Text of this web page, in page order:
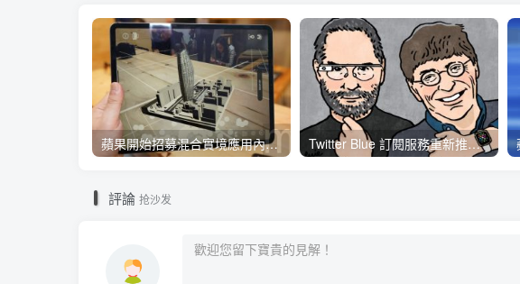
蘋果開始招募混合實境應用內容開發人員 將能對應各類3D全景應用內容互動、影音服務使用體驗 Twitter Blue 訂閱服務重新推出 用 iOS 裝置訂閱月費多 3 美金
評論 抢沙发